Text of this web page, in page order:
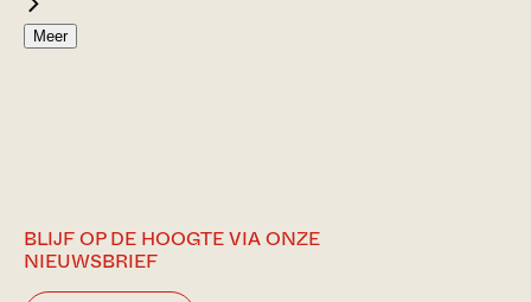
Meer
BLIJF OP DE HOOGTE VIA ONZE
NIEUWSBRIEF